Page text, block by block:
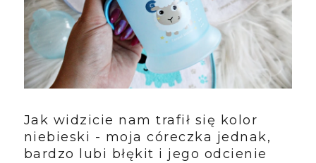
Jak widzicie nam trafił się kolor
niebieski - moja córeczka jednak,
bardzo lubi błękit i jego odcienie